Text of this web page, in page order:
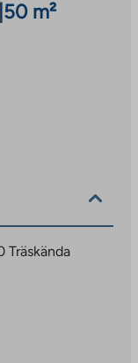
50 m²
Träskända